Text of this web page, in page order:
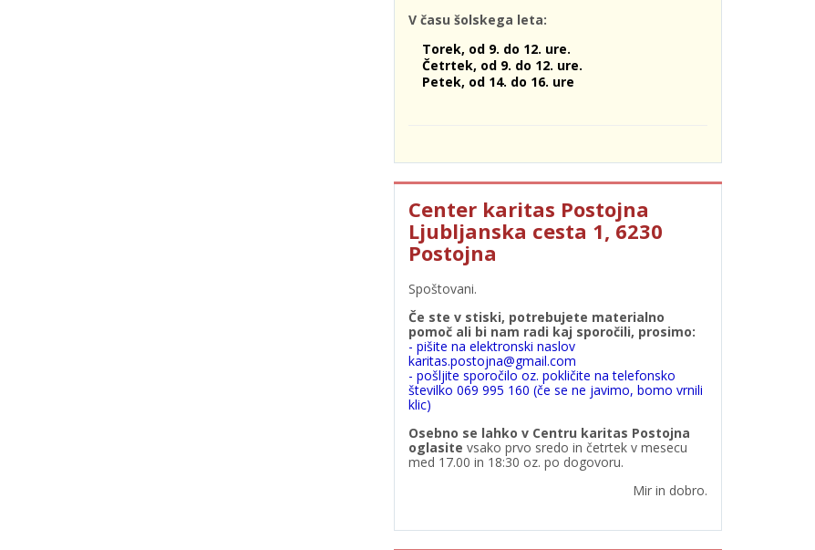
V času šolskega leta:
Torek, od 9. do 12. ure.
Četrtek, od 9. do 12. ure.
Petek, od 14. do 16. ure
Center karitas Postojna
Ljubljanska cesta 1, 6230
Postojna
Spoštovani.
Če ste v stiski, potrebujete materialno
pomoč ali bi nam radi kaj sporočili, prosimo:
- pišite na elektronski naslov
karitas.postojna@gmail.com
- pošljite sporočilo oz. pokličite na telefonsko
številko 069 995 160 (če se ne javimo, bomo vrnili
klic)
Osebno se lahko v Centru karitas Postojna
oglasite vsako prvo sredo in četrtek v mesecu
med 17.00 in 18:30 oz. po dogovoru.
Mir in dobro.